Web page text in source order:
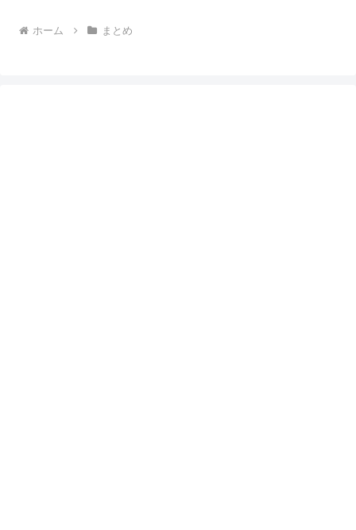
ホーム まとめ